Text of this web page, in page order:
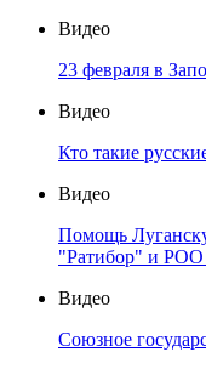
Видео
23 февраля в
Видео
Кто такие
Видео
Помощь
"Ратибор" и РОО
Видео
Союзное